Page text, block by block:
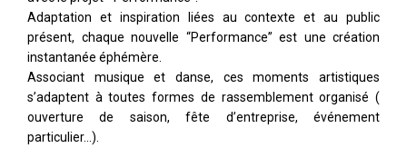
Adaptation et inspiration liées au contexte et au public
présent, chaque nouvelle “Performance” est une création
instantanée éphémère.
Associant musique et danse, ces moments artistiques
s’adaptent à toutes formes de rassemblement organisé (
ouverture de saison, fête d’entreprise, événement
particulier…).